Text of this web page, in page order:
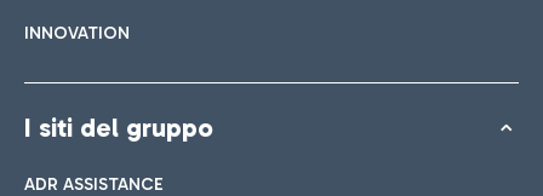
INNOVATION
I siti del gruppo
ADR ASSISTANCE